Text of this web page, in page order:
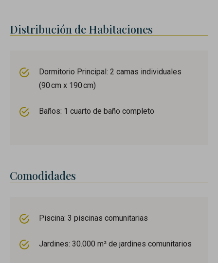
Distribución de Habitaciones
Dormitorio Principal: 2 camas individuales
(90 cm x 190 cm)
Baños: 1 cuarto de baño completo
Comodidades
Piscina: 3 piscinas comunitarias
Jardines: 30.000 m² de jardines comunitarios